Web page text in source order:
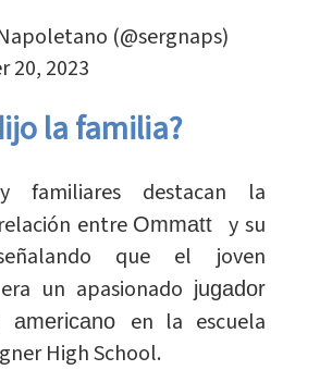
(@sergnaps)
20, 2023
la familia?
familiares destacan la
entre Ommatt y su
que el joven
un apasionado jugador
americano en la escuela
High School.